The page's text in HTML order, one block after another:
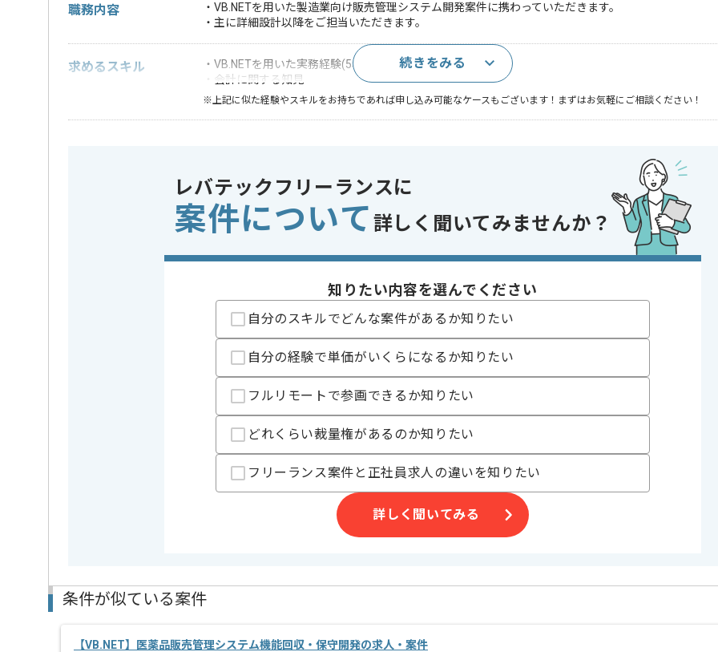
職務内容
・VB.NETを用いた製造業向け販売管理システム開発案件に携わっていただきます。
・主に詳細設計以降をご担当いただきます。
求めるスキル
・VB.NETを用いた実務経験(5年以上)
・会計に関する知見
※上記に似た経験やスキルをお持ちであれば申し込み可能なケースもございます！まずはお気軽にご相談ください！
20代活躍中 , 30代活躍中 , 40代活躍中 , 長期プロジェクト , BtoB向け , 新技術に積
精算条件
精算基準時間
150時間〜180時間
情報システムや情報ネットワークの設計、構築事業等
を展開している企業でございます。
今回は製造業向け販売管理システム開発案件に携わっていただきます。
VB.NETを用いた開発経験を活かしたい方にお勧めです。
基本的には常駐での作業を見込んでおります。
チームでの開発が得意な方にマッチします。
続きをみる
レバテックフリーランスに
案件について 詳しく聞いてみませんか？
知りたい内容を選んでください
自分のスキルでどんな案件があるか知りたい
自分の経験で単価がいくらになるか知りたい
フルリモートで参画できるか知りたい
どれくらい裁量権があるのか知りたい
フリーランス案件と正社員求人の違いを知りたい
詳しく聞いてみる
条件が似ている案件
【VB.NET】医薬品販売管理システム機能回収・保守開発の求人・案件